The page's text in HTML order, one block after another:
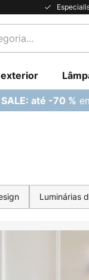
exterior
até -70 %
Luminárias